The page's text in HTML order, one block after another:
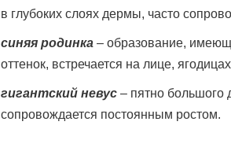
в глубоких слоях дермы, часто
синяя родинка – образование,
оттенок, встречается на лице,
гигантский невус – пятно большого
сопровождается постоянным ростом.